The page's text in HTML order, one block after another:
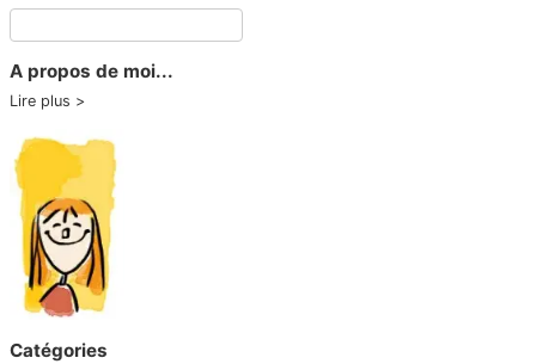
A propos de moi...
Lire plus
Catégories